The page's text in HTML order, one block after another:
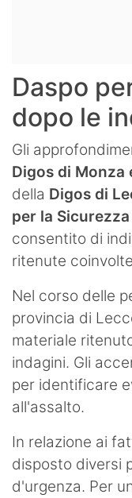
Daspo
dopo le
Gli
Digos di Monza
della Digos di
per la
consentito di
ritenute
Nel corso delle
provincia di
materiale
indagini. Gli
per identificare
all'assalto.
In relazione ai
disposto diversi
d'urgenza. Per